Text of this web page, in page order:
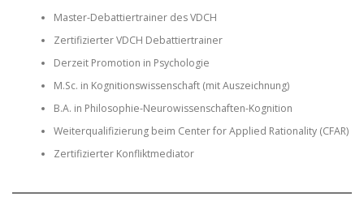
Master-Debattiertrainer des VDCH
Zertifizierter VDCH Debattiertrainer
Derzeit Promotion in Psychologie
M.Sc. in Kognitionswissenschaft (mit Auszeichnung)
B.A. in Philosophie-Neurowissenschaften-Kognition
Weiterqualifizierung beim Center for Applied Rationality (CFAR)
Zertifizierter Konfliktmediator